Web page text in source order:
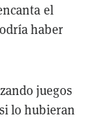
el
haber
juegos
lo hubieran